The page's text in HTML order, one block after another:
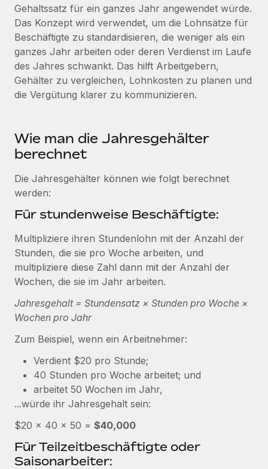
Globales Onboarding und Verwalten von
Freelancer:innen
PEO
Auslagern von komplexen HR-Aufgaben
INFRASTRUKTUR
Nahtlose Integration der HR in bestehende Abläufe
Plattform
Verknüpfen
Verknüpfung beliebiger KI-Tools mit Remote über unser
Integrationen
Prozessoptimierung mit unverzichtbaren Business-
Tools
DIENSTLEISTUNGEN
Frag unsere Expert:innen
Background-Checks
Einfacheres Bewerber:innen-Screening
Compliance Watchtower
Lückenlose Compliance
Geräteverwaltung
WACHSTUMSPHASE
Startups
Agile HR- und Payroll-Lösungen für wachsende
Unternehmen
vergrößern
Enterprise
Globale HR für Konzerne und Großunternehmen
PARTNER WERDEN
Strategische Technologiepartner
Flexible Einbettung von Global-HR-Funktionen in deine
Plattform
Partner werden
Entdecke die Möglichkeiten einer Partnerschaft
Remote Build
Beratung zu Integrationen und KI-Automatisierung
FALLSTUDIEN
So hat der KI-Vorreiter Weaviate sein Team mit
Remote um 120 % vergrößert
Open-Source-Infrastrukturen. Das...
Gesamtbeschäftigungskosten
Honorarzahlungen berechnen
Informationen zu möglichen Währungen und
Abwicklungsfristen für globale Freelancer:innen
Fallstudien
HR-Glossar
Checklisten und Vorlagen
Webinare
Events
Informationen zu Gehältern und Qualifikationen
Insights Center
Hol dir Unterstützung
Alle Ressourcen anzeigen
Globale Payroll
Nederlands
Français
Deutsch
Italiano
日本語
中文（简体）
Anmelden
Gehaltssatz für ein ganzes Jahr angewendet würde.
Das Konzept wird verwendet, um die Lohnsätze für
Beschäftigte zu standardisieren, die weniger als ein
ganzes Jahr arbeiten oder deren Verdienst im Laufe
des Jahres schwankt. Das hilft Arbeitgebern,
Gehälter zu vergleichen, Lohnkosten zu planen und
die Vergütung klarer zu kommunizieren.
Wie man die Jahresgehälter
berechnet
Die Jahresgehälter können wie folgt berechnet
werden:
Für stundenweise Beschäftigte:
Multipliziere ihren Stundenlohn mit der Anzahl der
Stunden, die sie pro Woche arbeiten, und
multipliziere diese Zahl dann mit der Anzahl der
Wochen, die sie im Jahr arbeiten.
Jahresgehalt = Stundensatz × Stunden pro Woche ×
Wochen pro Jahr
Zum Beispiel, wenn ein Arbeitnehmer:
Verdient $20 pro Stunde;
40 Stunden pro Woche arbeitet; und
arbeitet 50 Wochen im Jahr,
...würde ihr Jahresgehalt sein:
$20 × 40 × 50 = $40,000
Für Teilzeitbeschäftigte oder
Saisonarbeiter: